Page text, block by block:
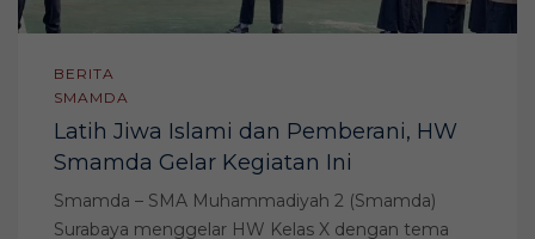
BERITA
SMAMDA
Latih Jiwa Islami dan Pemberani, HW
Smamda Gelar Kegiatan Ini
Smamda – SMA Muhammadiyah 2 (Smamda)
Surabaya menggelar HW Kelas X dengan tema